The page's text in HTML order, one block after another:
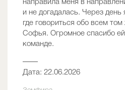
направила меня в
и не догадалась. Через день
где говориться обо всем
Софья. Огромное спасибо
команде.
——
Дата: 22.06.2026